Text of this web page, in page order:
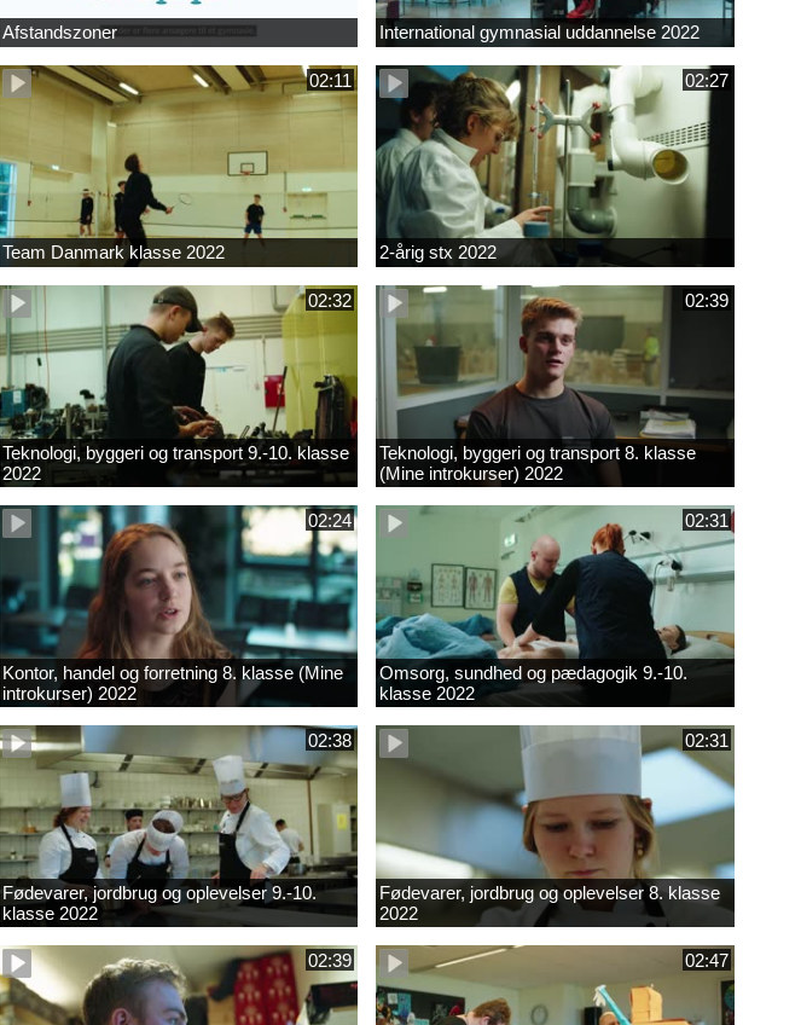
Afstandszoner International gymnasial uddannelse 2022
02:11
Team Danmark klasse 2022
02:27
2-årig stx 2022
02:32
Teknologi, byggeri og transport 9.-10. klasse
2022
02:39
Teknologi, byggeri og transport 8. klasse
(Mine introkurser) 2022
02:24
Kontor, handel og forretning 8. klasse (Mine
introkurser) 2022
02:31
Omsorg, sundhed og pædagogik 9.-10.
klasse 2022
02:38
Fødevarer, jordbrug og oplevelser 9.-10.
klasse 2022
02:31
Fødevarer, jordbrug og oplevelser 8. klasse
2022
02:39 02:47